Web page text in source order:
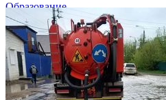
Образование